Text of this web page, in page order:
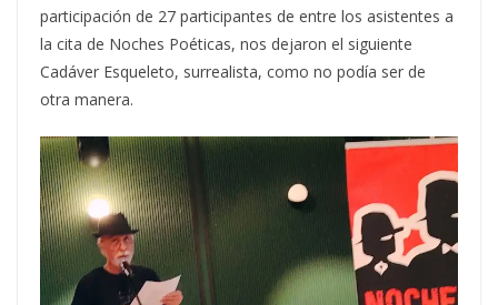
participación de 27 participantes de entre los asistentes a
la cita de Noches Poéticas, nos dejaron el siguiente
Cadáver Esqueleto, surrealista, como no podía ser de
otra manera.